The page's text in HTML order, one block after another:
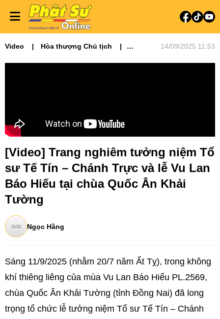
Video
Hòa thượng Chủ tịch
14/09/2025 11:53
[Video] Trang nghiêm tưởng niệm Tổ
sư Tế Tín – Chánh Trực và lễ Vu Lan
Báo Hiếu tại chùa Quốc Ân Khải
Tường
Ngọc Hằng
Sáng 11/9/2025 (nhằm 20/7 năm Ất Tỵ), trong không
khí thiêng liêng của mùa Vu Lan Báo Hiếu PL.2569,
chùa Quốc Ân Khải Tường (tỉnh Đồng Nai) đã long
trọng tổ chức lễ tưởng niệm Tổ sư Tế Tín – Chánh